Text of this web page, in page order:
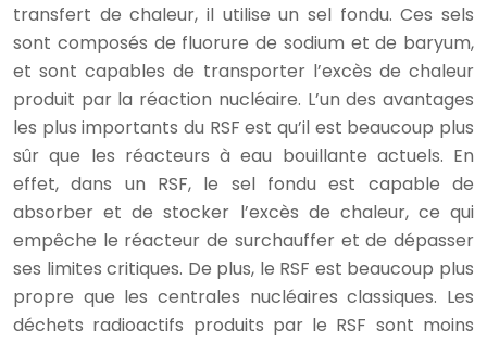
transfert de chaleur, il utilise un sel fondu. Ces sels
sont composés de fluorure de sodium et de baryum,
et sont capables de transporter l’excès de chaleur
produit par la réaction nucléaire. L’un des avantages
les plus importants du RSF est qu’il est beaucoup plus
sûr que les réacteurs à eau bouillante actuels. En
effet, dans un RSF, le sel fondu est capable de
absorber et de stocker l’excès de chaleur, ce qui
empêche le réacteur de surchauffer et de dépasser
ses limites critiques. De plus, le RSF est beaucoup plus
propre que les centrales nucléaires classiques. Les
déchets radioactifs produits par le RSF sont moins